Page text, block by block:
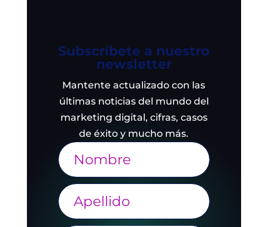
Subscríbete a nuestro
newsletter
Mantente actualizado con las
últimas noticias del mundo del
marketing digital, cifras, casos
de éxito y mucho más.